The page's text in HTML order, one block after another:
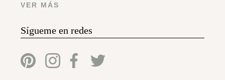
VER MÁS
Sígueme en redes